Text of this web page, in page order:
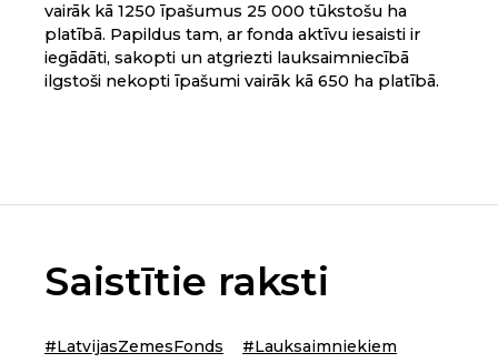
vairāk kā 1250 īpašumus 25 000 tūkstošu ha
platībā. Papildus tam, ar fonda aktīvu iesaisti ir
iegādāti, sakopti un atgriezti lauksaimniecībā
ilgstoši nekopti īpašumi vairāk kā 650 ha platībā.
Saistītie raksti
#LatvijasZemesFonds #Lauksaimniekiem